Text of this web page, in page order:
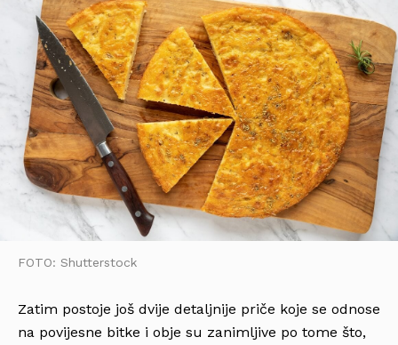
FOTO: Shutterstock
Zatim postoje još dvije detaljnije priče koje se odnose
na povijesne bitke i obje su zanimljive po tome što,